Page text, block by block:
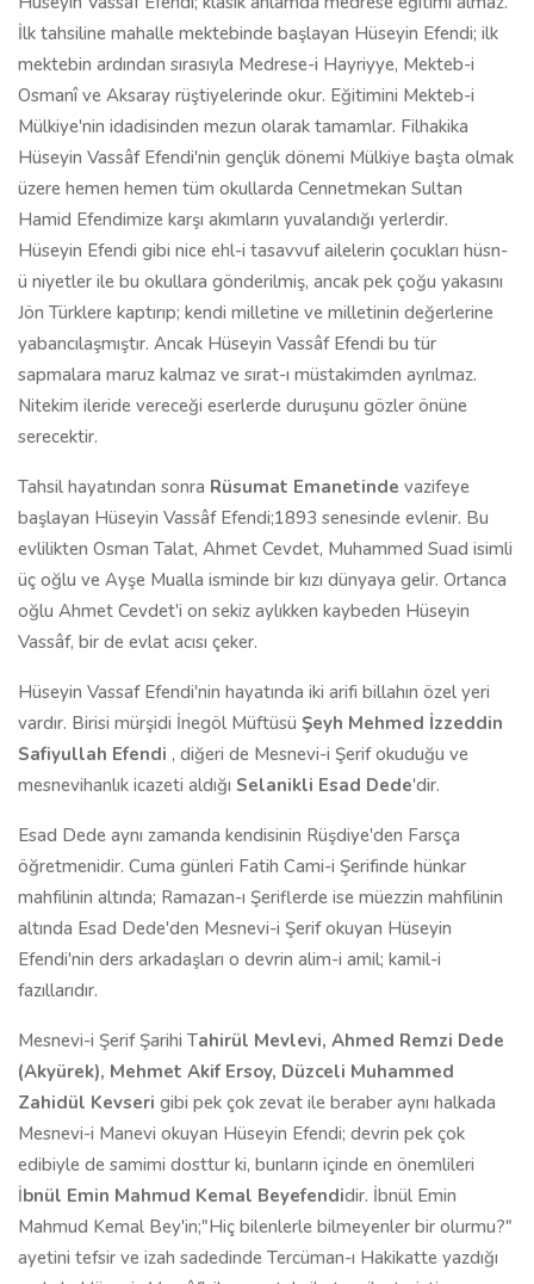
İlk tahsiline mahalle mektebinde başlayan Hüseyin Efendi; ilk
mektebin ardından sırasıyla Medrese-i Hayriyye, Mekteb-i
Osmanî ve Aksaray rüştiyelerinde okur. Eğitimini Mekteb-i
Mülkiye'nin idadisinden mezun olarak tamamlar. Filhakika
Hüseyin Vassâf Efendi'nin gençlik dönemi Mülkiye başta olmak
üzere hemen hemen tüm okullarda Cennetmekan Sultan
Hamid Efendimize karşı akımların yuvalandığı yerlerdir.
Hüseyin Efendi gibi nice ehl-i tasavvuf ailelerin çocukları hüsn-
ü niyetler ile bu okullara gönderilmiş, ancak pek çoğu yakasını
Jön Türklere kaptırıp; kendi milletine ve milletinin değerlerine
yabancılaşmıştır. Ancak Hüseyin Vassâf Efendi bu tür
sapmalara maruz kalmaz ve sırat-ı müstakimden ayrılmaz.
Nitekim ileride vereceği eserlerde duruşunu gözler önüne
serecektir.
Tahsil hayatından sonra Rüsumat Emanetinde vazifeye
başlayan Hüseyin Vassâf Efendi;1893 senesinde evlenir. Bu
evlilikten Osman Talat, Ahmet Cevdet, Muhammed Suad isimli
üç oğlu ve Ayşe Mualla isminde bir kızı dünyaya gelir. Ortanca
oğlu Ahmet Cevdet'i on sekiz aylıkken kaybeden Hüseyin
Vassâf, bir de evlat acısı çeker.
Hüseyin Vassaf Efendi'nin hayatında iki arifi billahın özel yeri
vardır. Birisi mürşidi İnegöl Müftüsü Şeyh Mehmed İzzeddin
Safiyullah Efendi , diğeri de Mesnevi-i Şerif okuduğu ve
mesnevihanlık icazeti aldığı Selanikli Esad Dede'dir.
Esad Dede aynı zamanda kendisinin Rüşdiye'den Farsça
öğretmenidir. Cuma günleri Fatih Cami-i Şerifinde hünkar
mahfilinin altında; Ramazan-ı Şeriflerde ise müezzin mahfilinin
altında Esad Dede'den Mesnevi-i Şerif okuyan Hüseyin
Efendi'nin ders arkadaşları o devrin alim-i amil; kamil-i
fazıllarıdır.
Mesnevi-i Şerif Şarihi Tahirül Mevlevi, Ahmed Remzi Dede
(Akyürek), Mehmet Akif Ersoy, Düzceli Muhammed
Zahidül Kevseri gibi pek çok zevat ile beraber aynı halkada
Mesnevi-i Manevi okuyan Hüseyin Efendi; devrin pek çok
edibiyle de samimi dosttur ki, bunların içinde en önemlileri
İbnül Emin Mahmud Kemal Beyefendidir. İbnül Emin
Mahmud Kemal Bey'in;"Hiç bilenlerle bilmeyenler bir olurmu?"
ayetini tefsir ve izah sadedinde Tercüman-ı Hakikatte yazdığı